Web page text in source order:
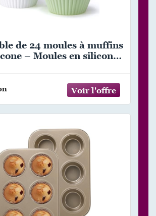
de 24 moules à muffins
– Moules en silicone
et antiadhésifs pour
crèmes et puddings